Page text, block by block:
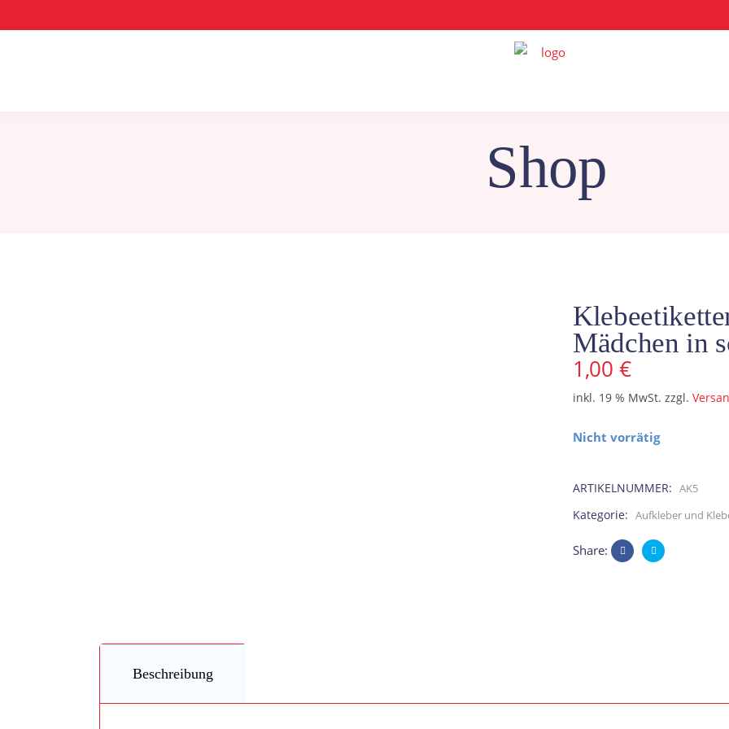
Shop
Mädchen in
1,00 €
inkl. 19 % MwSt. zzgl.
Nicht vorrätig
ARTIKELNUMMER: AK5
Kategorie: Aufkleber und
Share:
Beschreibung